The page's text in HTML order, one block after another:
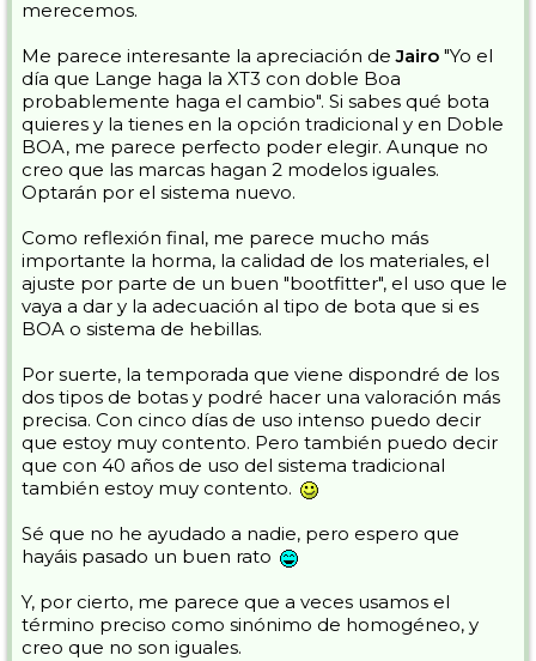
merecemos.
Me parece interesante la apreciación deJairo "Yo el
día que Lange haga la XT3 con doble Boa
probablemente haga el cambio". Si sabes qué bota
quieres y la tienes en la opción tradicional y en Doble
BOA, me parece perfecto poder elegir. Aunque no
creo que las marcas hagan 2 modelos iguales.
Optarán por el sistema nuevo.
Como reflexión final, me parece mucho más
importante la horma, la calidad de los materiales, el
ajuste por parte de un buen "bootfitter", el uso que le
vaya a dar y la adecuación al tipo de bota que si es
BOA o sistema de hebillas.
Por suerte, la temporada que viene dispondré de los
dos tipos de botas y podré hacer una valoración más
precisa. Con cinco días de uso intenso puedo decir
que estoy muy contento. Pero también puedo decir
que con 40 años de uso del sistema tradicional
también estoy muy contento.
Sé que no he ayudado a nadie, pero espero que
hayáis pasado un buen rato
Y, por cierto, me parece que a veces usamos el
término preciso como sinónimo de homogéneo, y
creo que no son iguales.